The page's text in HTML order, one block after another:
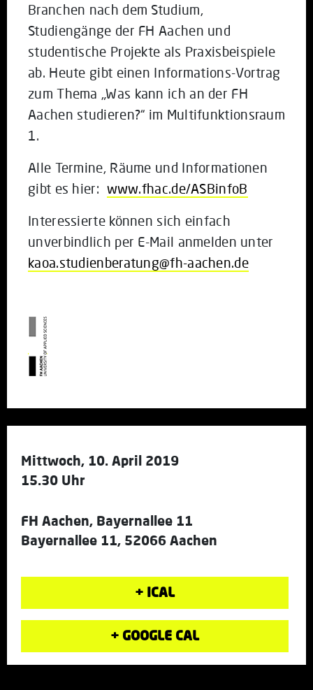
Branchen nach dem Studium,
Studiengänge der FH Aachen und
studentische Projekte als Praxisbeispiele
ab. Heute gibt einen Informations-Vortrag
zum Thema „Was kann ich an der FH
Aachen studieren?“ im Multifunktionsraum
1.
Alle Termine, Räume und Informationen
gibt es hier: www.fhac.de/ASBinfoB
Interessierte können sich einfach
unverbindlich per E-Mail anmelden unter
kaoa.studienberatung@fh-aachen.de
Mittwoch, 10. April 2019
15.30 Uhr
FH Aachen, Bayernallee 11
Bayernallee 11, 52066 Aachen
+ ICAL
+ GOOGLE CAL